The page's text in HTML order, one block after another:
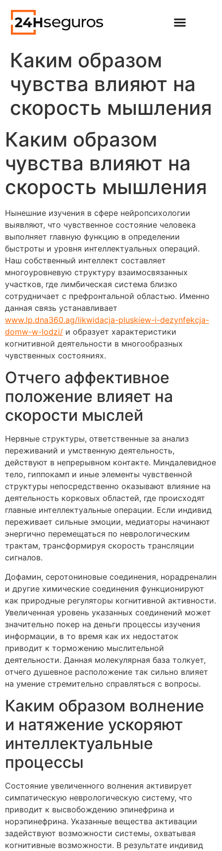
Каким образом
чувства влияют на
скорость мышления
Каким образом
чувства влияют на
скорость мышления
Нынешние изучения в сфере нейропсихологии
выявляют, что чувственное состояние человека
выполняет главную функцию в определении
быстроты и уровня интеллектуальных операций.
Наш собственный интеллект составляет
многоуровневую структуру взаимосвязанных
участков, где лимбическая система близко
сотрудничает с префронтальной областью. Именно
данная связь устанавливает
www.lp.dna360.ag/likwidacja-pluskiew-i-dezynfekcja-
domw-w-lodzi/ и образует характеристики
когнитивной деятельности в многообразных
чувственных состояниях.
Отчего аффективное
положение влияет на
скорости мыслей
Нервные структуры, ответственные за анализ
переживаний и умственную деятельность,
действуют в непрерывном контакте. Миндалевидное
тело, гиппокамп и иные элементы чувственной
структуры непосредственно оказывают влияние на
деятельность корковых областей, где происходят
главные интеллектуальные операции. Если индивид
переживает сильные эмоции, медиаторы начинают
энергично перемещаться по неврологическим
трактам, трансформируя скорость трансляции
сигналов.
Дофамин, серотониновые соединения, норадреналин
и другие химические соединения функционируют
как природные регуляторы когнитивной активности.
Увеличенная уровень указанных соединений может
значительно покер на деньги процессы изучения
информации, в то время как их недостаток
приводит к торможению мыслительной
деятельности. Данная молекулярная база толкует,
отчего душевное расположение так сильно влияет
на умение стремительно справляться с вопросы.
Каким образом волнение
и натяжение ускоряют
интеллектуальные
процессы
Состояние увеличенного волнения активирует
симпатическую неврологическую систему, что
приводит к высвобождению эпинефрина и
норэпинефрина. Указанные вещества активации
задействуют возможности системы, охватывая
когнитивные возможности. В результате индивид